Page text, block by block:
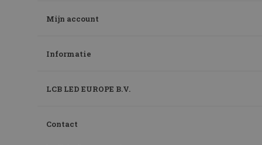
Mijn account
Informatie
LCB LED EUROPE B.V.
Contact